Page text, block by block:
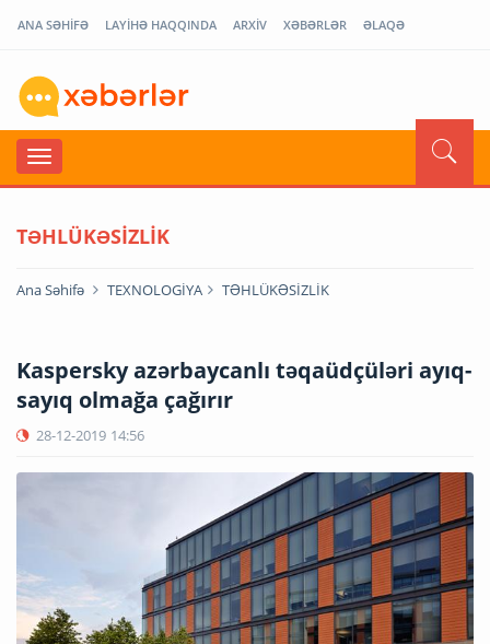
ANA SƏHİFƏ LAYİHƏ HAQQINDA ARXİV XƏBƏRLƏR ƏLAQƏ
TƏHLÜKƏSİZLİK
Ana Səhifə TEXNOLOGİYA TƏHLÜKƏSİZLİK
Kaspersky azərbaycanlı təqaüdçüləri ayıq-
sayıq olmağa çağırır
28-12-2019 14:56